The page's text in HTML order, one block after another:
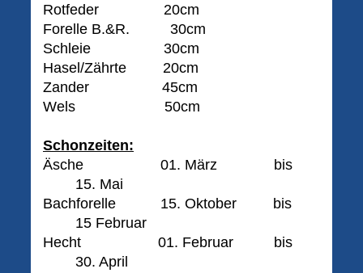
Rotfeder 20cm
Forelle B.&R. 30cm
Schleie 30cm
Hasel/Zährte 20cm
Zander 45cm
Wels 50cm
Schonzeiten:
Äsche 01. März bis
15. Mai
Bachforelle 15. Oktober bis
15 Februar
Hecht 01. Februar bis
30. April